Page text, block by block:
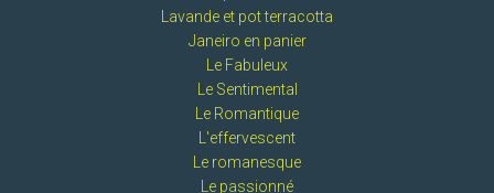
Lavande et pot terracotta
Janeiro en panier
Le Fabuleux
Le Sentimental
Le Romantique
L'effervescent
Le romanesque
Le passionné